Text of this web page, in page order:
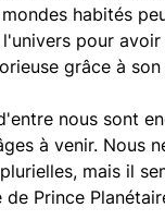
habités
pour
grâce à
nous sont
à venir. Nous
mais il
Prince